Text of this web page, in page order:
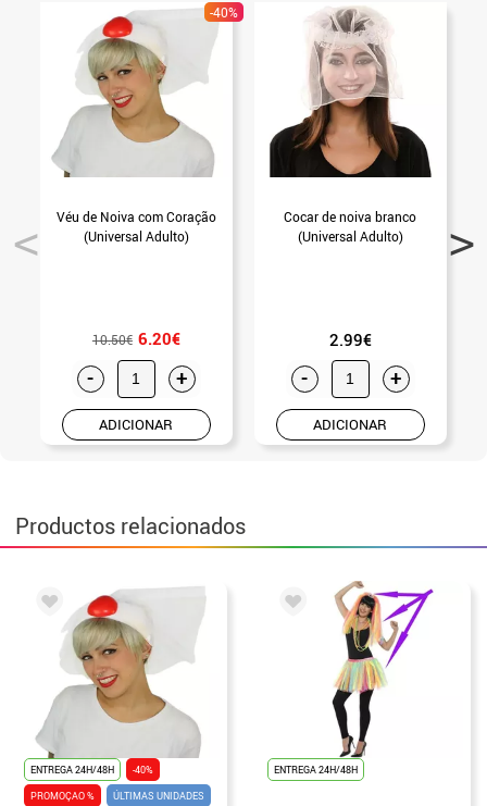
-40%
Véu de Noiva com Coração
(Universal Adulto)
10.50€ 6.20€
- +
ADICIONAR
Cocar de noiva branco
(Universal Adulto)
2.99€
- +
ADICIONAR
Productos relacionados
ENTREGA 24H/48H
-40%
PROMOÇAO %
ÚLTIMAS UNIDADES
ENTREGA 24H/48H